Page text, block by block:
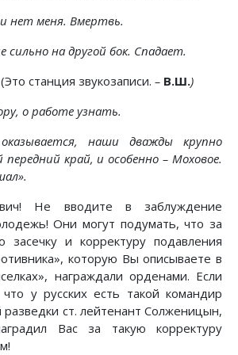
нет меня. Вмертвь.
сильно на другой бок. Спадает.
(Это станция звукозаписи. – В.Ш.)
о работе узнать.
наши дважды крупно
край, и особенно – Моховое.
Не вводите в заблуждение
Они могут подумать, что за
засечку и корректуру подавления
которую Вы описываете в
награждали орденами. Если
у русских есть такой командир
разведки ст. лейтенант Солженицын,
Вас за такую корректуру